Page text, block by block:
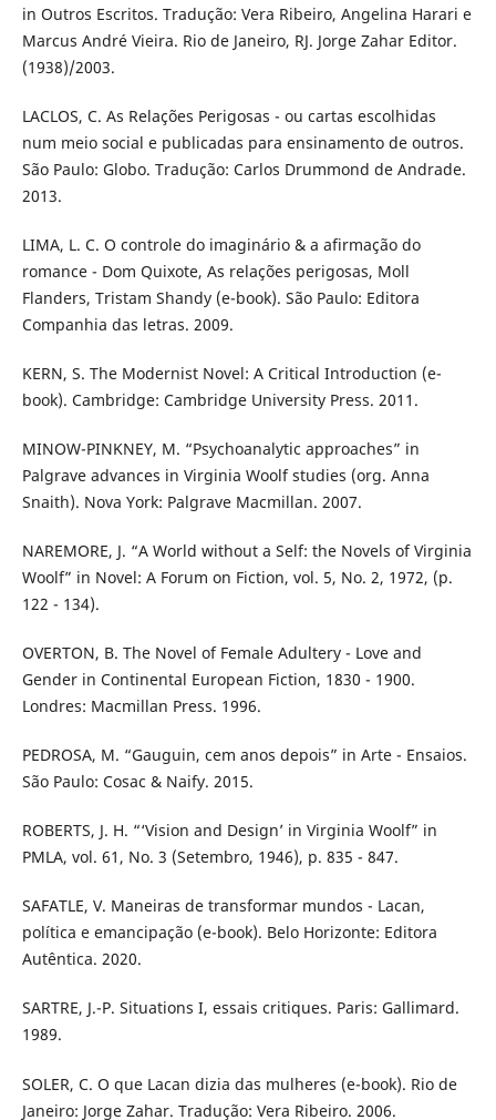
in Outros Escritos. Tradução: Vera Ribeiro, Angelina Harari e
Marcus André Vieira. Rio de Janeiro, RJ. Jorge Zahar Editor.
(1938)/2003.
LACLOS, C. As Relações Perigosas - ou cartas escolhidas
num meio social e publicadas para ensinamento de outros.
São Paulo: Globo. Tradução: Carlos Drummond de Andrade.
2013.
LIMA, L. C. O controle do imaginário & a afirmação do
romance - Dom Quixote, As relações perigosas, Moll
Flanders, Tristam Shandy (e-book). São Paulo: Editora
Companhia das letras. 2009.
KERN, S. The Modernist Novel: A Critical Introduction (e-
book). Cambridge: Cambridge University Press. 2011.
MINOW-PINKNEY, M. “Psychoanalytic approaches” in
Palgrave advances in Virginia Woolf studies (org. Anna
Snaith). Nova York: Palgrave Macmillan. 2007.
NAREMORE, J. “A World without a Self: the Novels of Virginia
Woolf” in Novel: A Forum on Fiction, vol. 5, No. 2, 1972, (p.
122 - 134).
OVERTON, B. The Novel of Female Adultery - Love and
Gender in Continental European Fiction, 1830 - 1900.
Londres: Macmillan Press. 1996.
PEDROSA, M. “Gauguin, cem anos depois” in Arte - Ensaios.
São Paulo: Cosac & Naify. 2015.
ROBERTS, J. H. “‘Vision and Design’ in Virginia Woolf” in
PMLA, vol. 61, No. 3 (Setembro, 1946), p. 835 - 847.
SAFATLE, V. Maneiras de transformar mundos - Lacan,
política e emancipação (e-book). Belo Horizonte: Editora
Autêntica. 2020.
SARTRE, J.-P. Situations I, essais critiques. Paris: Gallimard.
1989.
SOLER, C. O que Lacan dizia das mulheres (e-book). Rio de
Janeiro: Jorge Zahar. Tradução: Vera Ribeiro. 2006.